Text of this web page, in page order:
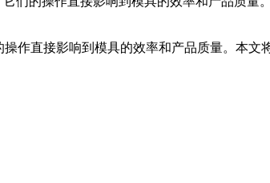
作直接影响到模具的效率和产品质量。本文